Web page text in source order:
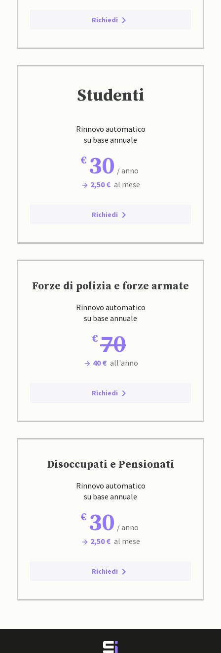
Richiedi
Studenti
Rinnovo automatico
su base annuale
30 / anno
2,50 € al mese
Richiedi
Forze di polizia e forze armate
Rinnovo automatico
su base annuale
70
40 € all'anno
Richiedi
Disoccupati e Pensionati
Rinnovo automatico
su base annuale
30 / anno
2,50 € al mese
Richiedi